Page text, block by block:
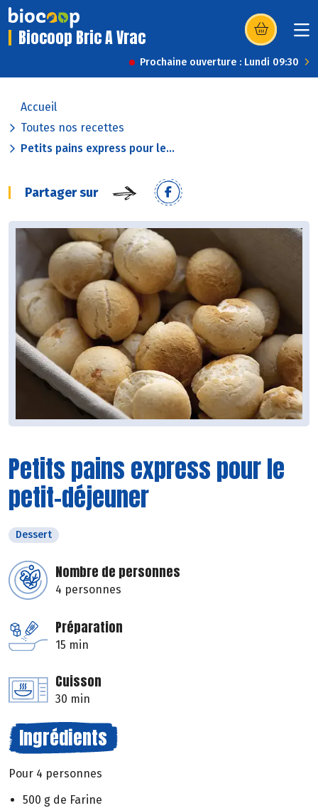
Biocoop Bric A Vrac (s’ouvre dans
Prochaine ouverture : Lundi 09:30
Accueil
Toutes nos recettes
Petits pains express pour le...
Partager sur
Petits pains express pour le
petit-déjeuner
Dessert
Nombre de personnes
4 personnes
Préparation
15 min
Cuisson
30 min
Ingrédients
Pour 4 personnes
500 g de Farine